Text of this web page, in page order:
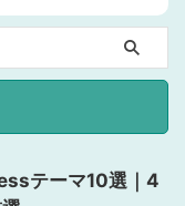
テーマ10選｜4